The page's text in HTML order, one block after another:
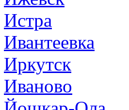
Истра
Ивантеевка
Иркутск
Иваново